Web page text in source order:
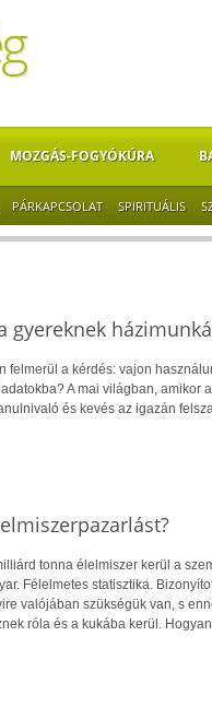
MOZGÁS-FOGYÓKÚRA
PÁRKAPCSOLAT SPIRITUÁLIS
felmerül a kérdés: vajon
A mai világban,
és kevés az igazán
tonna élelmiszer kerül a
Félelmetes statisztika.
valójában szükségük van, s
róla és a kukába kerül.